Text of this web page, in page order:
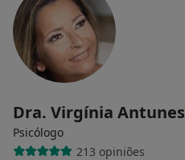
Dra. Virgínia Antunes
Psicólogo
213 opiniões